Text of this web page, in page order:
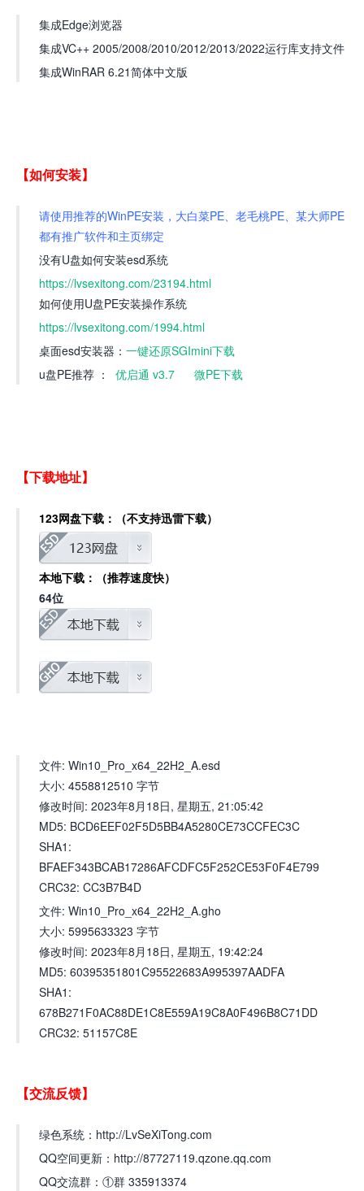
集成Edge浏览器
集成VC++ 2005/2008/2010/2012/2013/2022运行库支持文件
集成WinRAR 6.21简体中文版
【如何安装】
请使用推荐的WinPE安装，大白菜PE、老毛桃PE、某大师PE
都有推广软件和主页绑定
没有U盘如何安装esd系统
https://lvsexitong.com/23194.html
如何使用U盘PE安装操作系统
https://lvsexitong.com/1994.html
桌面esd安装器： 一键还原SGImini下载
u盘PE推荐 ： 优启通 v3.7 微PE下载
【下载地址】
123网盘下载：（不支持迅雷下载）
本地下载：（推荐速度快）
64位
文件: Win10_Pro_x64_22H2_A.esd
大小: 4558812510 字节
修改时间: 2023年8月18日, 星期五, 21:05:42
MD5: BCD6EEF02F5D5BB4A5280CE73CCFEC3C
SHA1:
BFAEF343BCAB17286AFCDFC5F252CE53F0F4E799
CRC32: CC3B7B4D
文件: Win10_Pro_x64_22H2_A.gho
大小: 5995633323 字节
修改时间: 2023年8月18日, 星期五, 19:42:24
MD5: 60395351801C95522683A995397AADFA
SHA1:
678B271F0AC88DE1C8E559A19C8A0F496B8C71DD
CRC32: 51157C8E
【交流反馈】
绿色系统：http://LvSeXiTong.com
QQ空间更新：http://87727119.qzone.qq.com
QQ交流群：①群 335913374